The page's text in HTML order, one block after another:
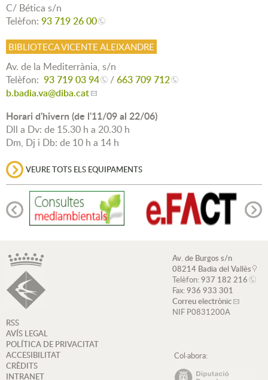
C/ Bética s/n
Telèfon: 93 719 26 00
BIBLIOTECA VICENTE ALEIXANDRE
Av. de la Mediterrània, s/n
Telèfon: 93 719 03 94 /663 709 712
b.badia.va@diba.cat
Horari d'hivern (de l'11/09 al 22/06)
Dll a Dv: de 15.30 h a 20.30 h
Dm, Dj i Db: de 10 h a 14 h
VEURE TOTS ELS EQUIPAMENTS
Av. de Burgos s/n
08214 Badia del Vallès
Telèfon:937 182 216
Fax:936 933 301
Correu electrònic
NIF P0831200A
RSS
AVÍS LEGAL
POLÍTICA DE PRIVACITAT
ACCESIBILITAT
CRÈDITS
INTRANET
Col·abora: